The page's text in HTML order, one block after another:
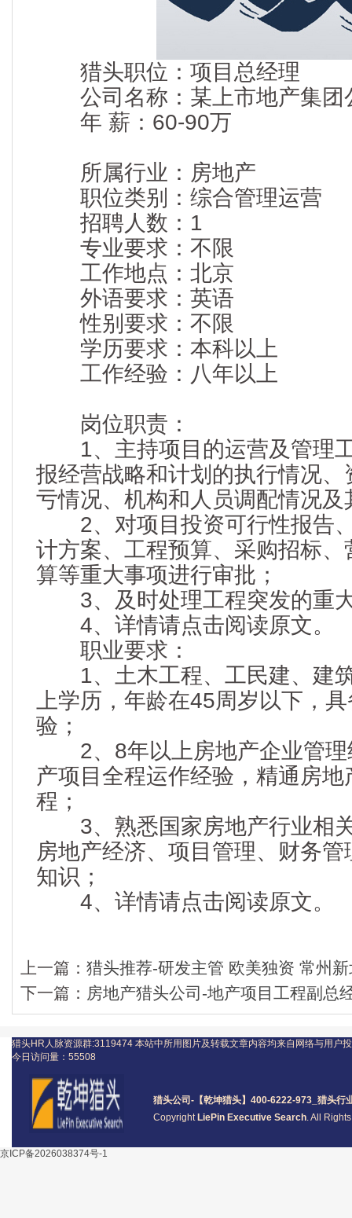
猎头职位：项目总经理
公司名称：某上市地产集团
年 薪：60-90万
所属行业：房地产
职位类别：综合管理运营
招聘人数：1
专业要求：不限
工作地点：北京
外语要求：英语
性别要求：不限
学历要求：本科以上
工作经验：八年以上
岗位职责：
1、主持项目的运营及管理
报经营战略和计划的执行情况
亏情况、机构和人员调配情况
2、对项目投资可行性报告
计方案、工程预算、采购招标
算等重大事项进行审批；
3、及时处理工程突发的重
4、详情请点击阅读原文。
职业要求：
1、土木工程、工民建、建
上学历，年龄在45周岁以下，
验；
2、8年以上房地产企业管理
产项目全程运作经验，精通房
程；
3、熟悉国家房地产行业相
房地产经济、项目管理、财务
知识；
4、详情请点击阅读原文。
上一篇： 猎头推荐-研发主管 欧美独资 常州
下一篇： 房地产猎头公司-地产项目工程副总
猎头公司 -【乾坤猎头】400-6222-973_ 猎头行
Copyright LiePin Executive Search. All
猎头HR人脉资源群:3119474 本站中所用图片及转载文章内容均来自网络与用户
今日访问量： 55508
京ICP备2026038374号-1